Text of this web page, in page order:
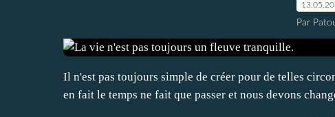
Par
Il n'est pas toujours simple de créer pour de telles
en fait le temps ne fait que passer et nous devons